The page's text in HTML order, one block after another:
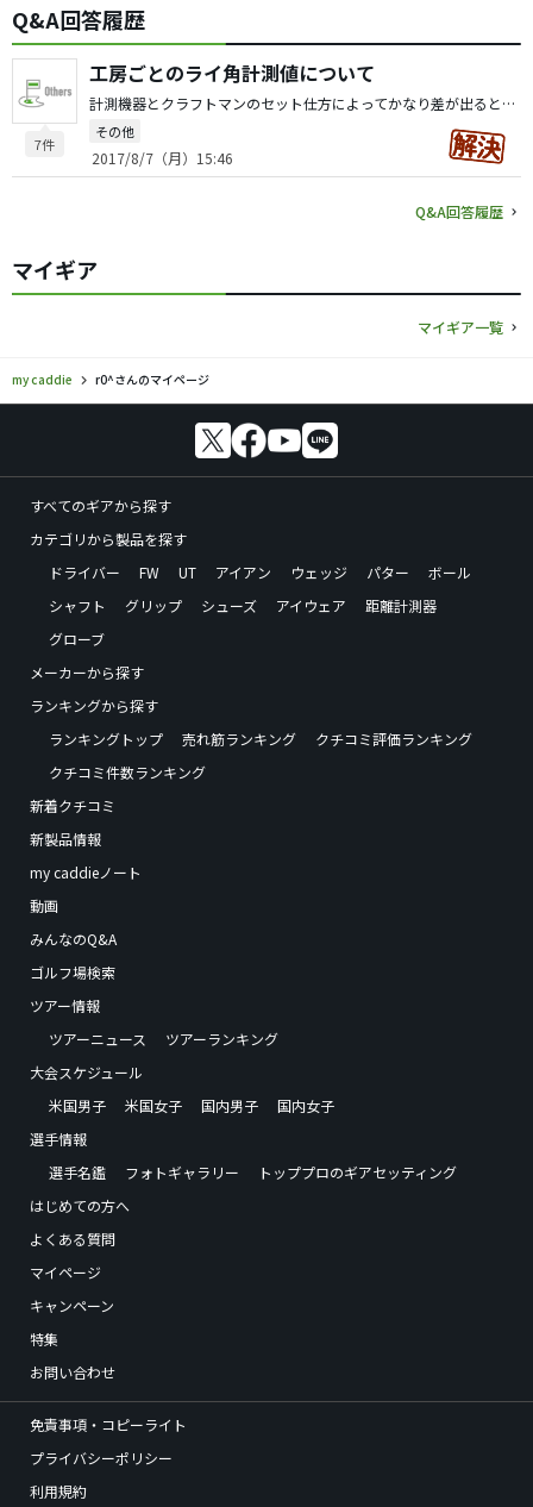
Q&A回答履歴
7件
工房ごとのライ角計測値について
計測機器とクラフトマンのセット仕方によってかなり差が出ると思います。 いつもの工房で同じクラフトマンに調整してもらいます。 使ってから番手で再調整もあります（それほどの腕ではありませんが）。
その他
2017/8/7（月）15:46
Q&A回答履歴
マイギア
マイギア一覧
my caddie r0^さんのマイページ
すべてのギアから探す
カテゴリから製品を探す
ドライバー
FW UT アイアン ウェッジ パター
ボール
シャフト
グリップ シューズ アイウェア
距離計測器
グローブ
メーカーから探す
ランキングから探す
ランキングトップ
売れ筋ランキング
クチコミ評価ランキング
クチコミ件数ランキング
新着クチコミ
新製品情報
my caddieノート
動画
みんなのQ&A
ゴルフ場検索
ツアー情報
ツアーニュース
ツアーランキング
大会スケジュール
米国男子
米国女子 国内男子
国内女子
選手情報
選手名鑑
フォトギャラリー
トッププロのギアセッティング
はじめての方へ
よくある質問
マイページ
キャンペーン
特集
お問い合わせ
免責事項・コピーライト
プライバシーポリシー
利用規約